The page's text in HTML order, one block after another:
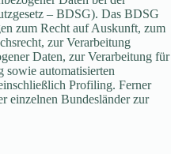
– BDSG). Das BDSG
zum Recht auf Auskunft, zum
zur Verarbeitung
Daten, zur Verarbeitung für
sowie automatisierten
Profiling. Ferner
einzelnen Bundesländer zur